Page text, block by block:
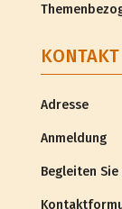
KONTAKT
Adresse
Anmeldung
Begleiten